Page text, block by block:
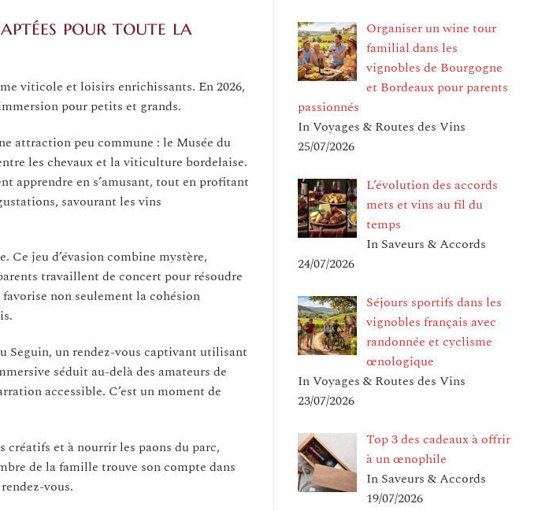
pour toute la
viticole et loisirs enrichissants. En 2026,
pour petits et grands.
attraction peu commune : le Musée du
les chevaux et la viticulture bordelaise.
apprendre en s’amusant, tout en profitant
savourant les vins
Ce jeu d’évasion combine mystère,
travaillent de concert pour résoudre
non seulement la cohésion
Seguin, un rendez-vous captivant utilisant
séduit au-delà des amateurs de
accessible. C’est un moment de
créatifs et à nourrir les paons du parc,
de la famille trouve son compte dans
vous.
Organiser un wine tour
familial dans les
vignobles de Bourgogne
et Bordeaux pour parents
passionnés
In Voyages & Routes des Vins
25/07/2026
L’évolution des accords
mets et vins au fil du
temps
In Saveurs & Accords
24/07/2026
Séjours sportifs dans les
vignobles français avec
randonnée et cyclisme
œnologique
In Voyages & Routes des Vins
23/07/2026
Top 3 des cadeaux à offrir
à un œnophile
In Saveurs & Accords
19/07/2026